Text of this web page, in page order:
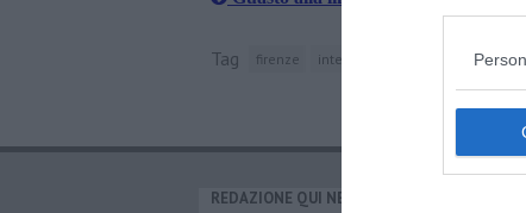
Tag firenze intercity firenze campo di
REDAZIONE QUI NEWS